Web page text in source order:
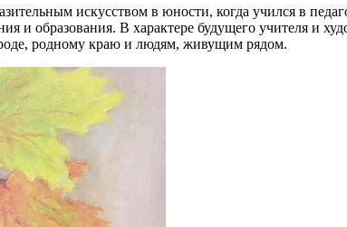
искусством в юности, когда учился в
и образования. В характере будущего учителя и
родному краю и людям, живущим рядом.